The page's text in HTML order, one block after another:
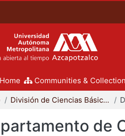
Home Communities &
División de Ciencias Básicas e Ingeniería
de